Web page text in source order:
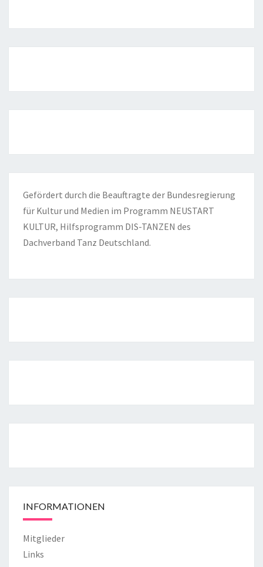
Gefördert durch die Beauftragte der Bundesregierung
für Kultur und Medien im Programm NEUSTART
KULTUR, Hilfsprogramm DIS-TANZEN des
Dachverband Tanz Deutschland.
INFORMATIONEN
Mitglieder
Links